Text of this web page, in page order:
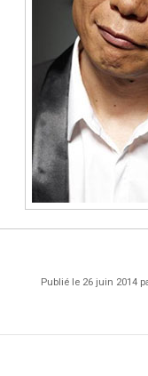
Publié le 26 juin 2014